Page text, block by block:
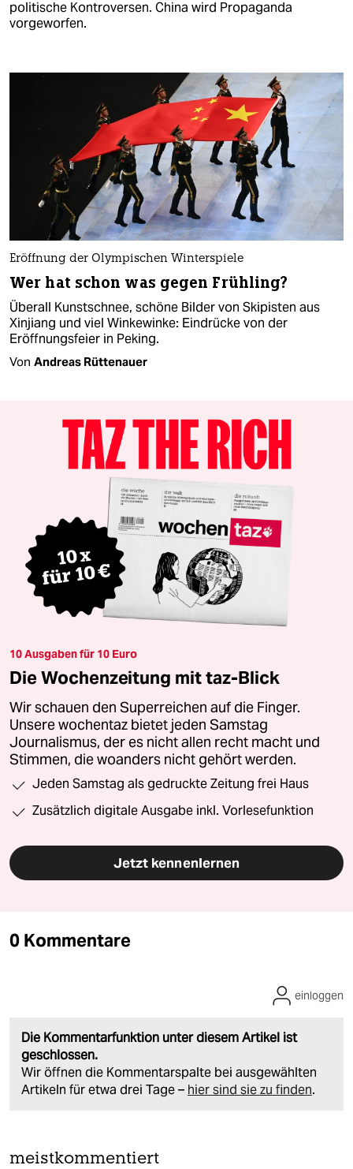
politische Kontroversen. China wird Propaganda
vorgeworfen.
Eröffnung der Olympischen Winterspiele
Wer hat schon was gegen Frühling?
Überall Kunstschnee, schöne Bilder von Skipisten aus
Xinjiang und viel Winkewinke: Eindrücke von der
Eröffnungsfeier in Peking.
Von Andreas Rüttenauer
10 Ausgaben für 10 Euro
Die Wochenzeitung mit taz-Blick
Wir schauen den Superreichen auf die Finger.
Unsere wochentaz bietet jeden Samstag
Journalismus, der es nicht allen recht macht und
Stimmen, die woanders nicht gehört werden.
Jeden Samstag als gedruckte Zeitung frei Haus
Zusätzlich digitale Ausgabe inkl. Vorlesefunktion
Jetzt kennenlernen
0 Kommentare
Die Kommentarfunktion unter diesem Artikel ist
geschlossen.
Wir öffnen die Kommentarspalte bei ausgewählten
Artikeln für etwa drei Tage – hier sind sie zu finden.
einloggen
meistkommentiert